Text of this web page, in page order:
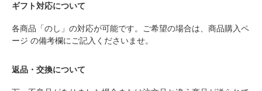
ギフト対応について
各商品「のし」の対応が可能です。ご希望の場合は、商品購入ペ
ージ の備考欄にご記入くださいませ。
返品・交換について